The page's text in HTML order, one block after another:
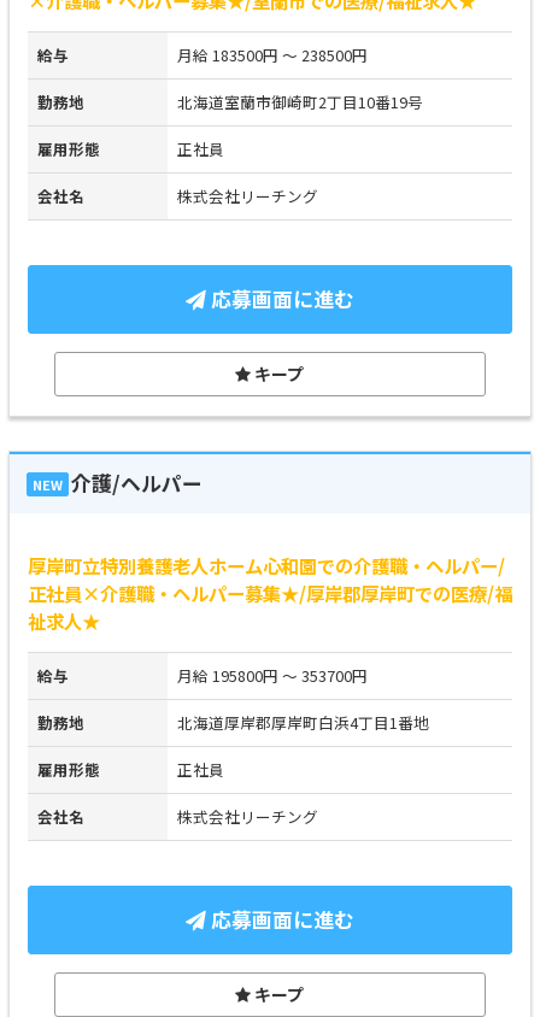
給与 月給 183500円 ～ 238500円
勤務地 北海道室蘭市御崎町2丁目10番19号
雇用形態 正社員
会社名 株式会社リーチング
応募画面に進む
キープ
NEW 介護/ヘルパー
厚岸町立特別養護老人ホーム心和園での介護職・ヘルパー/
正社員×介護職・ヘルパー募集★/厚岸郡厚岸町での医療/福
祉求人★
給与 月給 195800円 ～ 353700円
勤務地 北海道厚岸郡厚岸町白浜4丁目1番地
雇用形態 正社員
会社名 株式会社リーチング
応募画面に進む
キープ